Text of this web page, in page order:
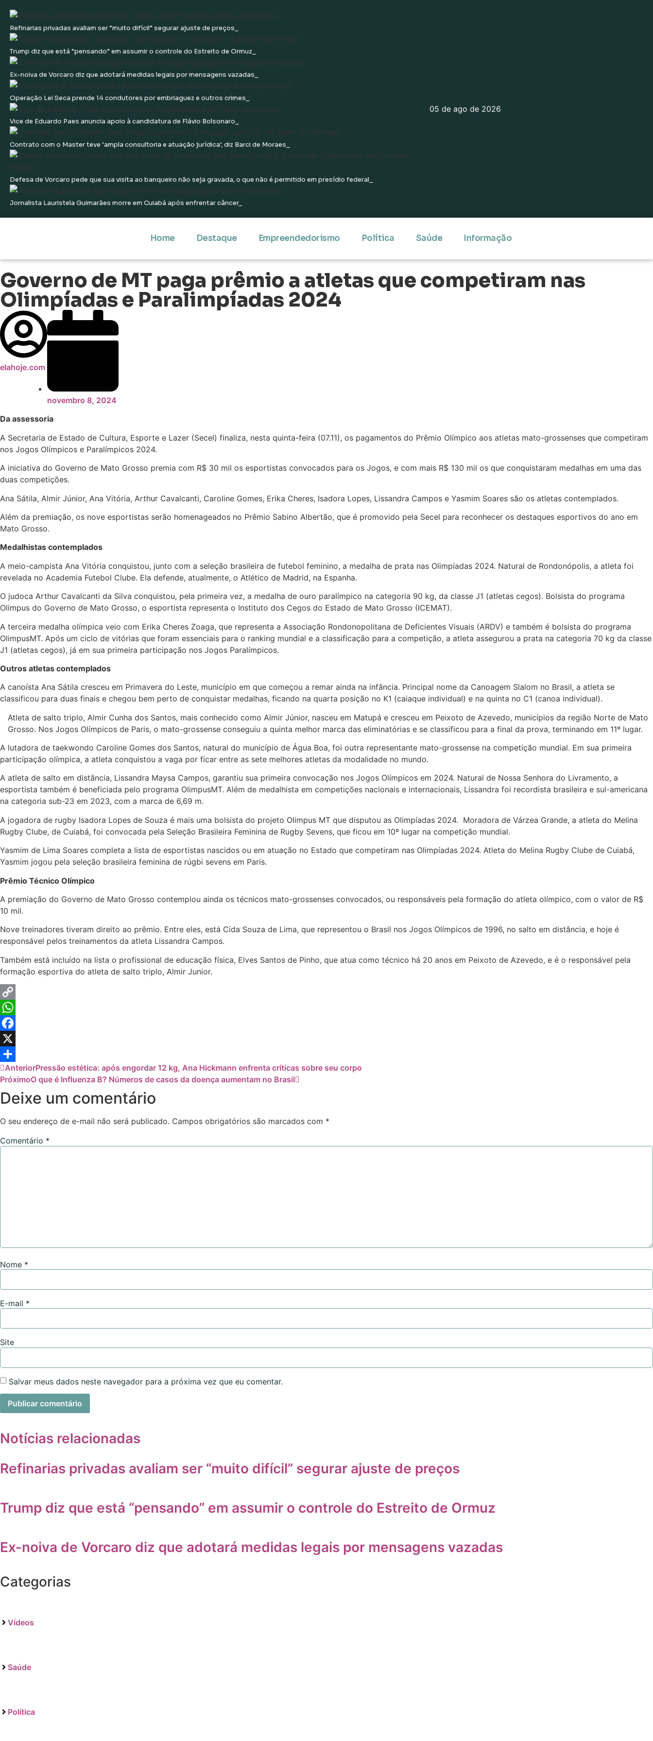
Refinarias privadas avaliam ser “muito difícil” segurar ajuste de preços
Trump diz que está “pensando” em assumir o controle do Estreito de Ormuz
Ex-noiva de Vorcaro diz que adotará medidas legais por mensagens vazadas
Operação Lei Seca prende 14 condutores por embriaguez e outros crimes
Vice de Eduardo Paes anuncia apoio à candidatura de Flávio Bolsonaro
Contrato com o Master teve ‘ampla consultoria e atuação jurídica’, diz Barci de Moraes
Defesa de Vorcaro pede que sua visita ao banqueiro não seja gravada, o que não é permitido em presídio federal
Jornalista Lauristela Guimarães morre em Cuiabá após enfrentar câncer
05 de ago de 2026
Home Destaque Empreendedorismo Política Saúde Informação
Governo de MT paga prêmio a atletas que competiram nas
Olimpíadas e Paralimpíadas 2024
elahoje.com
novembro 8, 2024
Da assessoria
A Secretaria de Estado de Cultura, Esporte e Lazer (Secel) finaliza, nesta quinta-feira (07.11), os pagamentos do Prêmio Olímpico aos atletas mato-grossenses que competiram
nos Jogos Olímpicos e Paralímpicos 2024.
A iniciativa do Governo de Mato Grosso premia com R$ 30 mil os esportistas convocados para os Jogos, e com mais R$ 130 mil os que conquistaram medalhas em uma das
duas competições.
Ana Sátila, Almir Júnior, Ana Vitória, Arthur Cavalcanti, Caroline Gomes, Erika Cheres, Isadora Lopes, Lissandra Campos e Yasmim Soares são os atletas contemplados.
Além da premiação, os nove esportistas serão homenageados no Prêmio Sabino Albertão, que é promovido pela Secel para reconhecer os destaques esportivos do ano em
Mato Grosso.
Medalhistas contemplados
A meio-campista Ana Vitória conquistou, junto com a seleção brasileira de futebol feminino, a medalha de prata nas Olimpíadas 2024. Natural de Rondonópolis, a atleta foi
revelada no Academia Futebol Clube. Ela defende, atualmente, o Atlético de Madrid, na Espanha.
O judoca Arthur Cavalcanti da Silva conquistou, pela primeira vez, a medalha de ouro paralímpico na categoria 90 kg, da classe J1 (atletas cegos). Bolsista do programa
Olimpus do Governo de Mato Grosso, o esportista representa o Instituto dos Cegos do Estado de Mato Grosso (ICEMAT).
A terceira medalha olímpica veio com Erika Cheres Zoaga, que representa a Associação Rondonopolitana de Deficientes Visuais (ARDV) e também é bolsista do programa
OlimpusMT. Após um ciclo de vitórias que foram essenciais para o ranking mundial e a classificação para a competição, a atleta assegurou a prata na categoria 70 kg da classe
J1 (atletas cegos), já em sua primeira participação nos Jogos Paralímpicos.
Outros atletas contemplados
A canoísta Ana Sátila cresceu em Primavera do Leste, município em que começou a remar ainda na infância. Principal nome da Canoagem Slalom no Brasil, a atleta se
classificou para duas finais e chegou bem perto de conquistar medalhas, ficando na quarta posição no K1 (caiaque individual) e na quinta no C1 (canoa individual).
Atleta de salto triplo, Almir Cunha dos Santos, mais conhecido como Almir Júnior, nasceu em Matupá e cresceu em Peixoto de Azevedo, municípios da região Norte de Mato
Grosso. Nos Jogos Olímpicos de Paris, o mato-grossense conseguiu a quinta melhor marca das eliminatórias e se classificou para a final da prova, terminando em 11º lugar.
A lutadora de taekwondo Caroline Gomes dos Santos, natural do município de Água Boa, foi outra representante mato-grossense na competição mundial. Em sua primeira
participação olímpica, a atleta conquistou a vaga por ficar entre as sete melhores atletas da modalidade no mundo.
A atleta de salto em distância, Lissandra Maysa Campos, garantiu sua primeira convocação nos Jogos Olímpicos em 2024. Natural de Nossa Senhora do Livramento, a
esportista também é beneficiada pelo programa OlimpusMT. Além de medalhista em competições nacionais e internacionais, Lissandra foi recordista brasileira e sul-americana
na categoria sub-23 em 2023, com a marca de 6,69 m.
A jogadora de rugby Isadora Lopes de Souza é mais uma bolsista do projeto Olimpus MT que disputou as Olimpíadas 2024. Moradora de Várzea Grande, a atleta do Melina
Rugby Clube, de Cuiabá, foi convocada pela Seleção Brasileira Feminina de Rugby Sevens, que ficou em 10º lugar na competição mundial.
Yasmim de Lima Soares completa a lista de esportistas nascidos ou em atuação no Estado que competiram nas Olimpíadas 2024. Atleta do Melina Rugby Clube de Cuiabá,
Yasmim jogou pela seleção brasileira feminina de rúgbi sevens em Paris.
Prêmio Técnico Olímpico
A premiação do Governo de Mato Grosso contemplou ainda os técnicos mato-grossenses convocados, ou responsáveis pela formação do atleta olímpico, com o valor de R$
10 mil.
Nove treinadores tiveram direito ao prêmio. Entre eles, está Cida Souza de Lima, que representou o Brasil nos Jogos Olímpicos de 1996, no salto em distância, e hoje é
responsável pelos treinamentos da atleta Lissandra Campos.
Também está incluído na lista o profissional de educação física, Elves Santos de Pinho, que atua como técnico há 20 anos em Peixoto de Azevedo, e é o responsável pela
formação esportiva do atleta de salto triplo, Almir Junior.
Copy
Link
WhatsApp
Facebook
X
Share
AnteriorPressão estética: após engordar 12 kg, Ana Hickmann enfrenta críticas sobre seu corpo
PróximoO que é Influenza B? Números de casos da doença aumentam no Brasil
Deixe um comentário
O seu endereço de e-mail não será publicado. Campos obrigatórios são marcados com *
Comentário *
Nome *
E-mail *
Site
Salvar meus dados neste navegador para a próxima vez que eu comentar.
Notícias relacionadas
Refinarias privadas avaliam ser “muito difícil” segurar ajuste de preços
Trump diz que está “pensando” em assumir o controle do Estreito de Ormuz
Ex-noiva de Vorcaro diz que adotará medidas legais por mensagens vazadas
Categorias
Vídeos
Saúde
Política